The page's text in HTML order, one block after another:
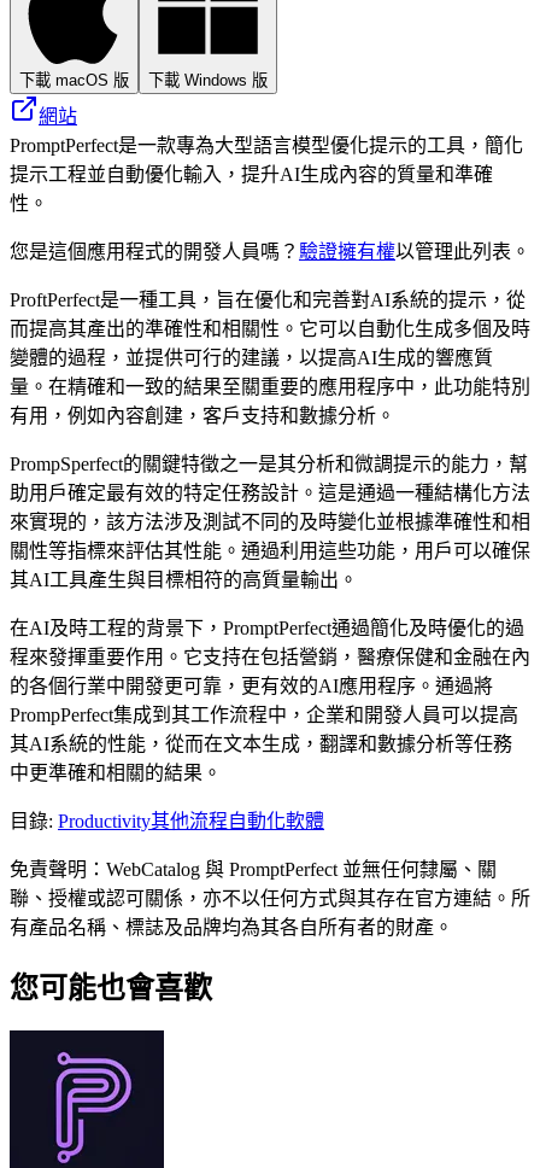
下載 macOS 版 下載 Windows 版
網站
PromptPerfect是一款專為大型語言模型優化提示的工具，簡化
提示工程並自動優化輸入，提升AI生成內容的質量和準確
性。
您是這個應用程式的開發人員嗎？ 驗證擁有權以管理此列表。
ProftPerfect是一種工具，旨在優化和完善對AI系統的提示，從
而提高其產出的準確性和相關性。它可以自動化生成多個及時
變體的過程，並提供可行的建議，以提高AI生成的響應質
量。在精確和一致的結果至關重要的應用程序中，此功能特別
有用，例如內容創建，客戶支持和數據分析。
PrompSperfect的關鍵特徵之一是其分析和微調提示的能力，幫
助用戶確定最有效的特定任務設計。這是通過一種結構化方法
來實現的，該方法涉及測試不同的及時變化並根據準確性和相
關性等指標來評估其性能。通過利用這些功能，用戶可以確保
其AI工具產生與目標相符的高質量輸出。
在AI及時工程的背景下，PromptPerfect通過簡化及時優化的過
程來發揮重要作用。它支持在包括營銷，醫療保健和金融在內
的各個行業中開發更可靠，更有效的AI應用程序。通過將
PrompPerfect集成到其工作流程中，企業和開發人員可以提高
其AI系統的性能，從而在文本生成，翻譯和數據分析等任務
中更準確和相關的結果。
目錄: Productivity其他流程自動化軟體
免責聲明：WebCatalog 與 PromptPerfect 並無任何隸屬、關
聯、授權或認可關係，亦不以任何方式與其存在官方連結。所
有產品名稱、標誌及品牌均為其各自所有者的財產。
您可能也會喜歡